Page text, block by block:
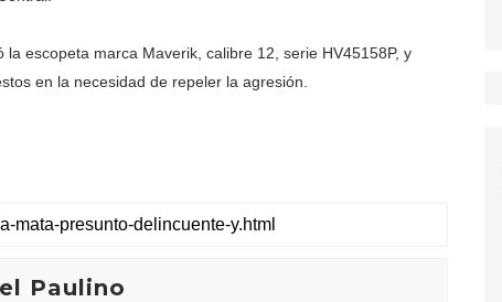
escopeta marca Maverik, calibre 12, serie HV45158P, y
en la necesidad de repeler la agresión.
Paulino